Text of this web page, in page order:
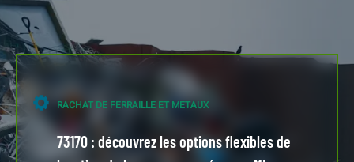
RACHAT DE FERRAILLE ET METAUX
73170 : découvrez les options flexibles de